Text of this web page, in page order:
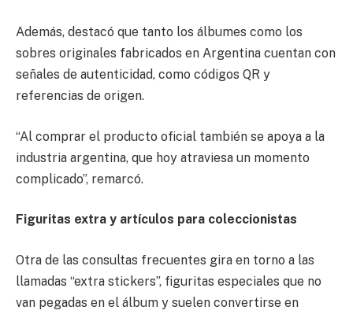
Además, destacó que tanto los álbumes como los
sobres originales fabricados en Argentina cuentan con
señales de autenticidad, como códigos QR y
referencias de origen.
“Al comprar el producto oficial también se apoya a la
industria argentina, que hoy atraviesa un momento
complicado”, remarcó.
Figuritas extra y artículos para coleccionistas
Otra de las consultas frecuentes gira en torno a las
llamadas “extra stickers”, figuritas especiales que no
van pegadas en el álbum y suelen convertirse en